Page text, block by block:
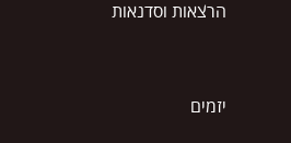
הרצאות וסדנאות
יזמים